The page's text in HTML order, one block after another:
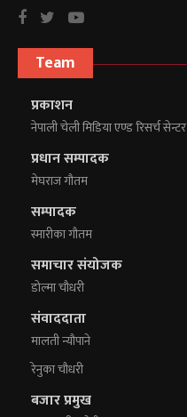
Team
प्रकाशन
नेपाली चेली मिडिया एण्ड रिसर्च सेन्टर
प्रधान सम्पादक
मेघराज गौतम
सम्पादक
स्मारीका गौतम
समाचार संयोजक
डोल्मा चौधरी
संवाददाता
मालती न्यौपाने
रेनुका चौधरी
बजार प्रमुख